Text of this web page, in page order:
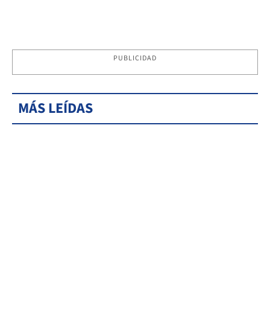
PUBLICIDAD
MÁS LEÍDAS